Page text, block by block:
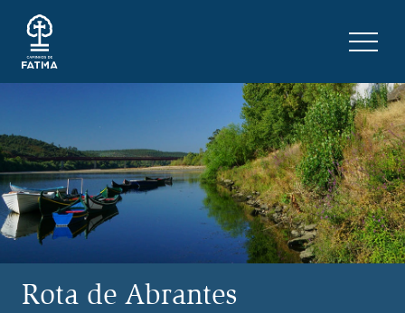
Rota de Abrantes